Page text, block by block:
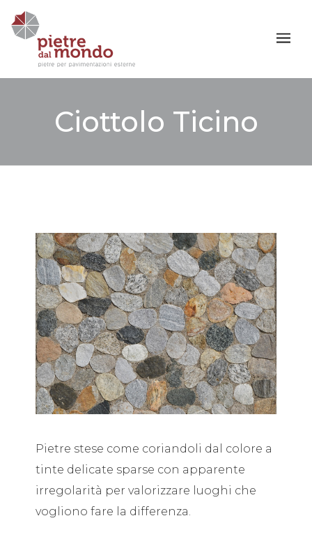
Ciottolo Ticino
Pietre stese come coriandoli dal colore a
tinte delicate sparse con apparente
irregolarità per valorizzare luoghi che
vogliono fare la differenza.